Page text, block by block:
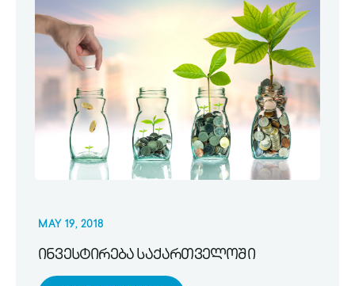
MAY 19, 2018
ინვესტირება საქართველოში